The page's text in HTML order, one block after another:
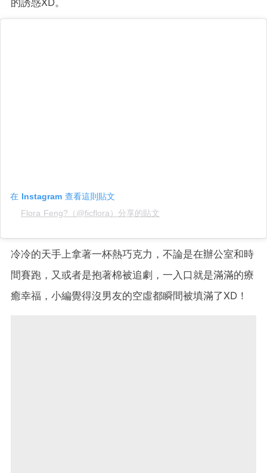
的誘惑XD。
在 Instagram 查看這則貼文
Flora Feng?（@ficflora）分享的貼文
冷冷的天手上拿著一杯熱巧克力，不論是在辦公室和時
間賽跑，又或者是抱著棉被追劇，一入口就是滿滿的療
癒幸福，小編覺得沒男友的空虛都瞬間被填滿了XD！